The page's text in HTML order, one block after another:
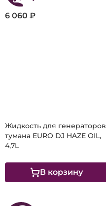
Жидкость для генераторов
тумана EURO DJ HAZE OIL,
4,7L
6 060 ₽
В корзину